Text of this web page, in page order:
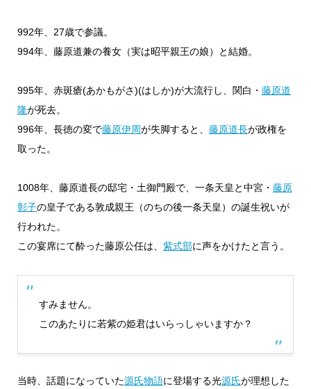
992年、27歳で参議。
994年、藤原道兼の養女（実は昭平親王の娘）と結婚。
995年、赤斑瘡(あかもがさ)(はしか)が大流行し、関白・ 藤原道
隆が死去。
996年、長徳の変で藤原伊周が失脚すると、 藤原道長が政権を
取った。
1008年、藤原道長の邸宅・土御門殿で、一条天皇と中宮・ 藤原
彰子の皇子である敦成親王（のちの後一条天皇）の誕生祝いが
行われた。
この宴席にて酔った藤原公任は、 紫式部に声をかけたと言う。
すみません。
このあたりに若紫の姫君はいらっしゃいますか？
当時、話題になっていた源氏物語に登場する光源氏が理想した